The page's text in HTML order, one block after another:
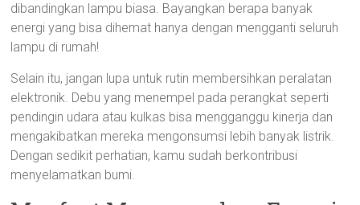
dibandingkan lampu biasa. Bayangkan berapa banyak
energi yang bisa dihemat hanya dengan mengganti seluruh
lampu di rumah!
Selain itu, jangan lupa untuk rutin membersihkan peralatan
elektronik. Debu yang menempel pada perangkat seperti
pendingin udara atau kulkas bisa mengganggu kinerja dan
mengakibatkan mereka mengonsumsi lebih banyak listrik.
Dengan sedikit perhatian, kamu sudah berkontribusi
menyelamatkan bumi.